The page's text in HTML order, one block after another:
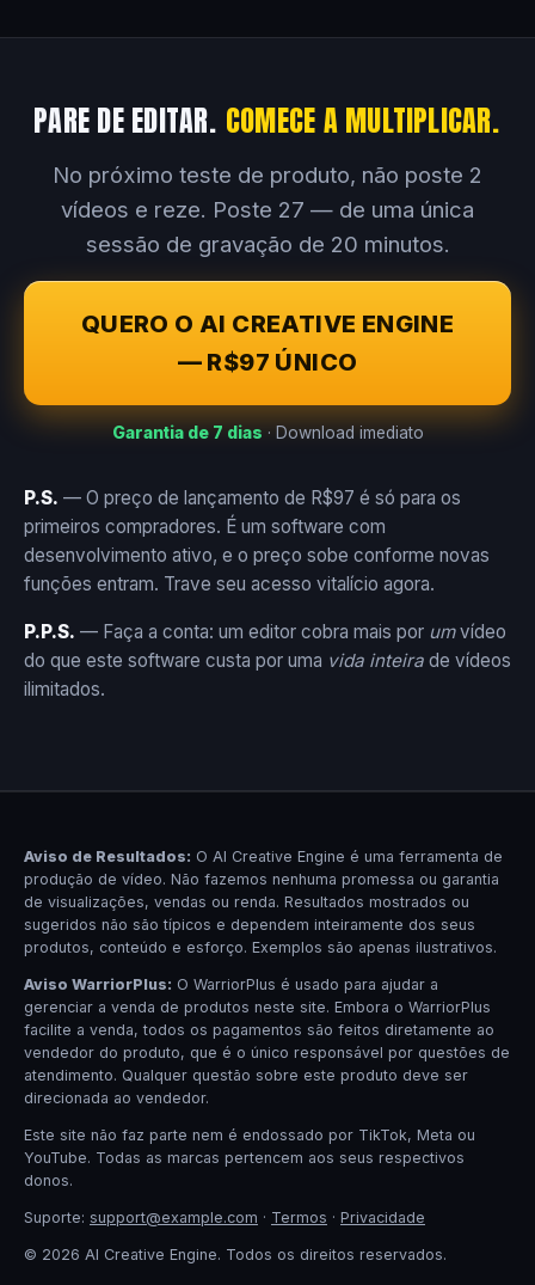
PARE DE EDITAR. COMECE A MULTIPLICAR.
No próximo teste de produto, não poste 2
vídeos e reze. Poste 27 — de uma única
sessão de gravação de 20 minutos.
QUERO O AI CREATIVE ENGINE
— R$97 ÚNICO
Garantia de 7 dias · Download imediato
P.S. — O preço de lançamento de R$97 é só para os
primeiros compradores. É um software com
desenvolvimento ativo, e o preço sobe conforme novas
funções entram. Trave seu acesso vitalício agora.
P.P.S. — Faça a conta: um editor cobra mais por umvídeo
do que este software custa por uma vida inteira de vídeos
ilimitados.
Aviso de Resultados: O AI Creative Engine é uma ferramenta de
produção de vídeo. Não fazemos nenhuma promessa ou garantia
de visualizações, vendas ou renda. Resultados mostrados ou
sugeridos não são típicos e dependem inteiramente dos seus
produtos, conteúdo e esforço. Exemplos são apenas ilustrativos.
Aviso WarriorPlus: O WarriorPlus é usado para ajudar a
gerenciar a venda de produtos neste site. Embora o WarriorPlus
facilite a venda, todos os pagamentos são feitos diretamente ao
vendedor do produto, que é o único responsável por questões de
atendimento. Qualquer questão sobre este produto deve ser
direcionada ao vendedor.
Este site não faz parte nem é endossado por TikTok, Meta ou
YouTube. Todas as marcas pertencem aos seus respectivos
donos.
Suporte: support@example.com · Termos · Privacidade
© 2026 AI Creative Engine. Todos os direitos reservados.